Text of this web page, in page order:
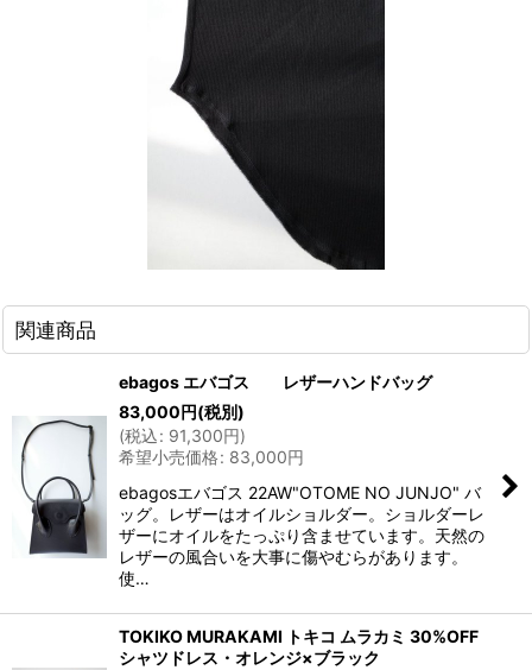
関連商品
ebagos エバゴス レザーハンドバッグ
83,000円(税別)
(税込: 91,300円)
希望小売価格: 83,000円
ebagosエバゴス 22AW"OTOME NO JUNJO" バ
ッグ。レザーはオイルショルダー。ショルダーレ
ザーにオイルをたっぷり含ませています。天然の
レザーの風合いを大事に傷やむらがあります。
使…
TOKIKO MURAKAMI トキコ ムラカミ 30%OFF
シャツドレス・オレンジ×ブラック